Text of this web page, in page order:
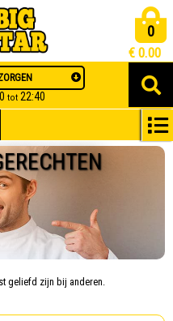
0
€ 0.00
tot 22:40
geliefd zijn bij anderen.